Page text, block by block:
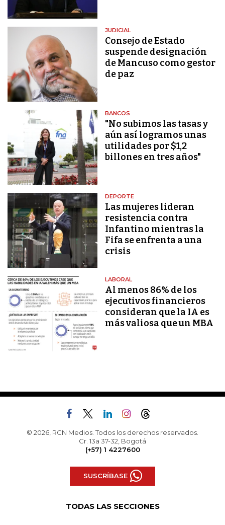
JUDICIAL
Consejo de Estado
suspende designación
de Mancuso como gestor
de paz
BANCOS
"No subimos las tasas y
aún así logramos unas
utilidades por $1,2
billones en tres años"
DEPORTE
Las mujeres lideran
resistencia contra
Infantino mientras la
Fifa se enfrenta a una
crisis
LABORAL
Al menos 86% de los
ejecutivos financieros
consideran que la IA es
más valiosa que un MBA
© 2026, RCN Medios. Todos los derechos reservados.
Cr. 13a 37-32, Bogotá
(+57) 1 4227600
SUSCRÍBASE
TODAS LAS SECCIONES